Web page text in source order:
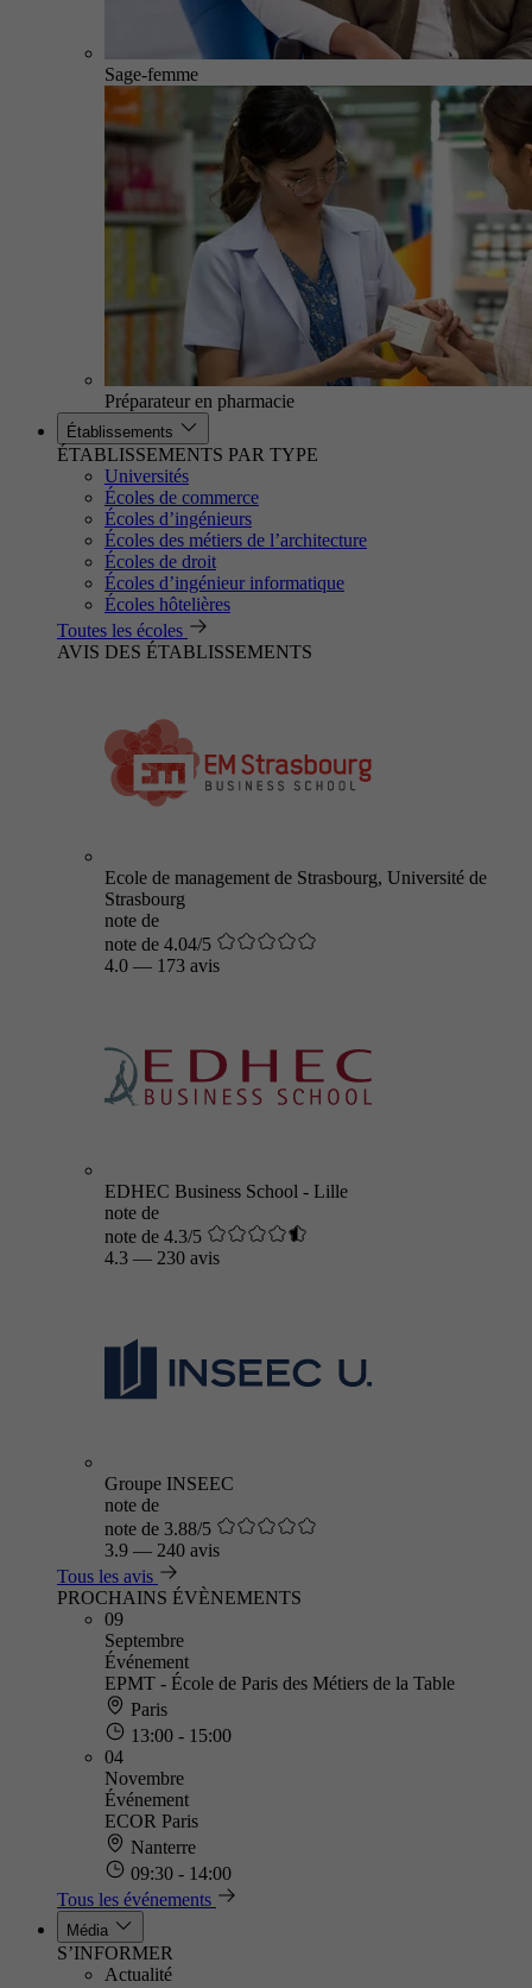
Sage-femme
Préparateur en pharmacie
Établissements
ÉTABLISSEMENTS PAR TYPE
Universités
Écoles de commerce
Écoles d’ingénieurs
Écoles des métiers de l’architecture
Écoles de droit
Écoles d’ingénieur informatique
Écoles hôtelières
Toutes les écoles
AVIS DES ÉTABLISSEMENTS
Ecole de management de Strasbourg, Université de
Strasbourg
note de
note de 4.04/5
4.0 — 173 avis
EDHEC Business School - Lille
note de
note de 4.3/5
4.3 — 230 avis
Groupe INSEEC
note de
note de 3.88/5
3.9 — 240 avis
Tous les avis
PROCHAINS ÉVÈNEMENTS
09
Septembre
Événement
EPMT - École de Paris des Métiers de la Table
Paris
13:00 - 15:00
04
Novembre
Événement
ECOR Paris
Nanterre
09:30 - 14:00
Tous les événements
Média
S’INFORMER
Actualité